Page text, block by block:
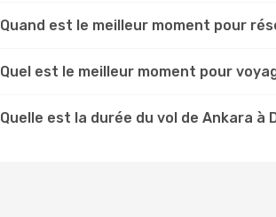
Quand est le meilleur moment pour
Quel est le meilleur moment pour
Quelle est la durée du vol de Ankara à